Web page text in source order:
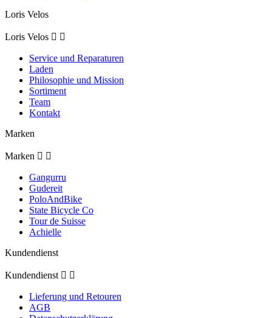
Loris Velos
Loris Velos  
Service und Reparaturen
Laden
Philosophie und Mission
Sortiment
Team
Kontakt
Marken
Marken  
Gangurru
Gudereit
PoloAndBike
State Bicycle Co
Tour de Suisse
Achielle
Kundendienst
Kundendienst  
Lieferung und Retouren
AGB